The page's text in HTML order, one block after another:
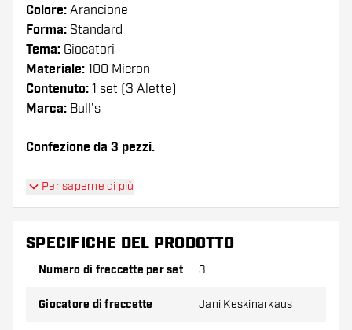
Colore: Arancione
Forma: Standard
Tema: Giocatori
Materiale: 100 Micron
Contenuto: 1 set (3 Alette)
Marca: Bull's
Confezione da 3 pezzi.
Suggerimento di Dartshopper!
Assicuratevi di avere a portata di mano un gran
numero di alette e di astine. Questi possono
Provate una forma, un materiale o uno
Per saperne di più
SPECIFICHE DEL PRODOTTO
Numero di freccette per set 3
Giocatore di freccette Jani Keskinarkaus